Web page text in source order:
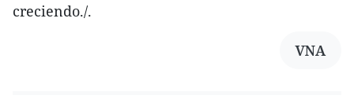
creciendo./.
VNA